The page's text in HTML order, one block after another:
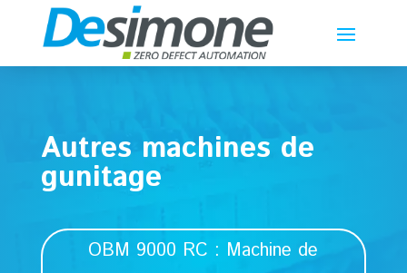
Autres machines de
gunitage
OBM 9000 RC : Machine de